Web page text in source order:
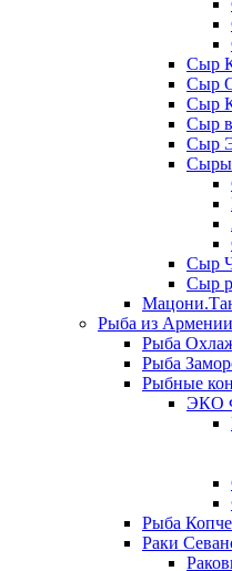
Сыр
Сыр
Сыр
Сыр
Сыр
Сыры
Сыр
Сыр
Рыба из Армении
Рыба
Рыба
Рыбные
ЭКО
Рыба
Раки